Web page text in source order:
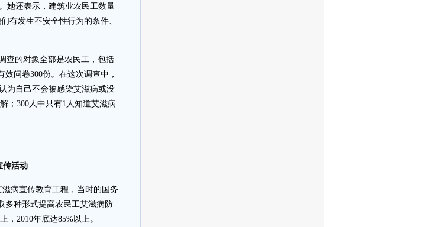
她还表示，建筑业农民工数量
有发生不安全性行为的条件、
查的对象全部是农民工，包括
问卷300份。在这次调查中，
为自己不会被感染艾滋病或没
；300人中只有1人知道艾滋病
传活动
病宣传教育工程，当时的国务
多种形式提高农民工艾滋病防
，2010年底达85%以上。